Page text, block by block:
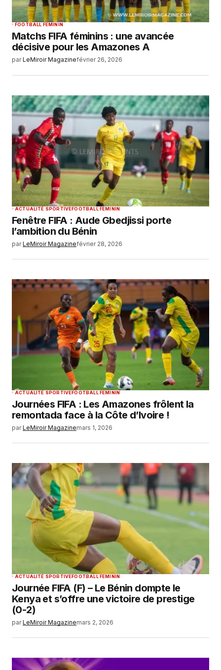
FOOTBALL FEMININ
Matchs FIFA féminins : une avancée
décisive pour les Amazones A
par LeMiroir Magazinefévrier 26, 2026
ACTUALITÉ SPORTIVEFOOTBALL FEMININ
Fenêtre FIFA : Aude Gbedjissi porte
l’ambition du Bénin
par LeMiroir Magazinefévrier 28, 2026
ACTUALITÉ SPORTIVEFOOTBALL FEMININ
Journées FIFA : Les Amazones frôlent la
remontada face à la Côte d’Ivoire !
par LeMiroir Magazinemars 1, 2026
ACTUALITÉ SPORTIVEFOOTBALL FEMININ
Journée FIFA (F) – Le Bénin dompte le
Kenya et s’offre une victoire de prestige
(0-2)
par LeMiroir Magazinemars 2, 2026